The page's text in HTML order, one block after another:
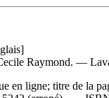
Raymond. —
en ligne; titre de la